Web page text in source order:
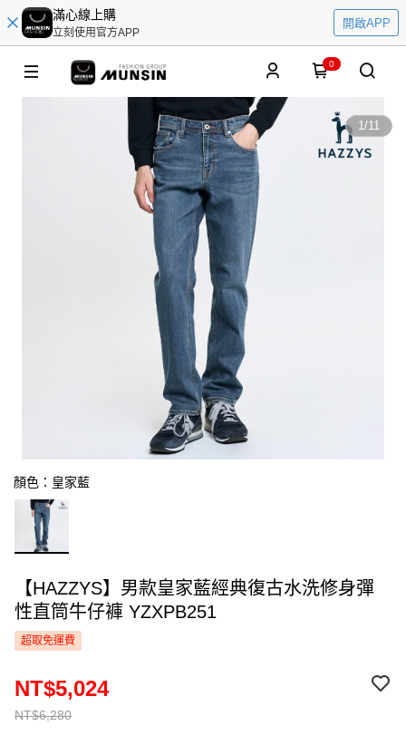
滿心線上購
立刻使用官方APP
開啟APP
0
1/11
顏色：皇家藍
【HAZZYS】男款皇家藍經典復古水洗修身彈
性直筒牛仔褲 YZXPB251
超取免運費
NT$6,280
NT$5,024